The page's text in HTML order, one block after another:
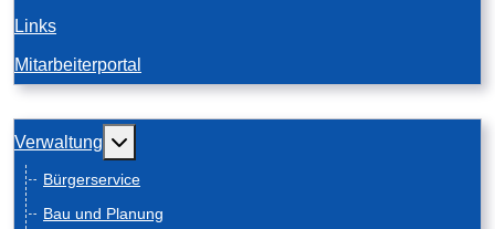
Links
Mitarbeiterportal
Verwaltung Weitere Informationen: Verwaltung
Bürgerservice
Bau und Planung